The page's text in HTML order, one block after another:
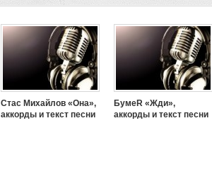
Стас Михайлов «Она»,
аккорды и текст песни
БумеR «Жди»,
аккорды и текст песни